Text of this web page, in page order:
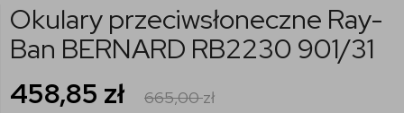
Okulary przeciwsłoneczne Ray-
Ban BERNARD RB2230 901/31
458,85 zł 665,00zł